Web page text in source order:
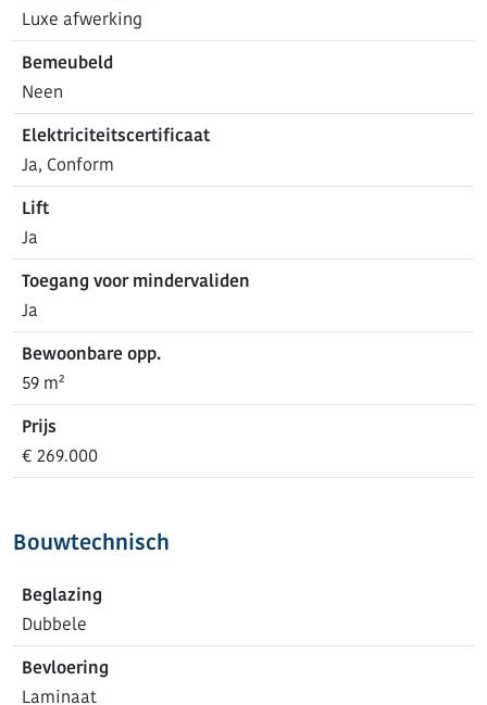
Luxe afwerking
Bemeubeld
Neen
Elektriciteitscertificaat
Ja, Conform
Lift
Ja
Toegang voor mindervaliden
Ja
Bewoonbare opp.
59 m²
Prijs
€ 269.000
Bouwtechnisch
Beglazing
Dubbele
Bevloering
Laminaat